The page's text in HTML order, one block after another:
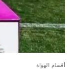
أقسام الهواة